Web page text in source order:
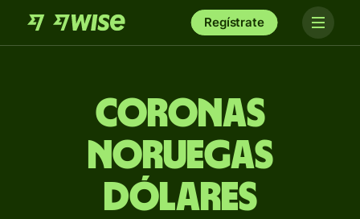
Regístrate
Coronas
noruegas
dólares